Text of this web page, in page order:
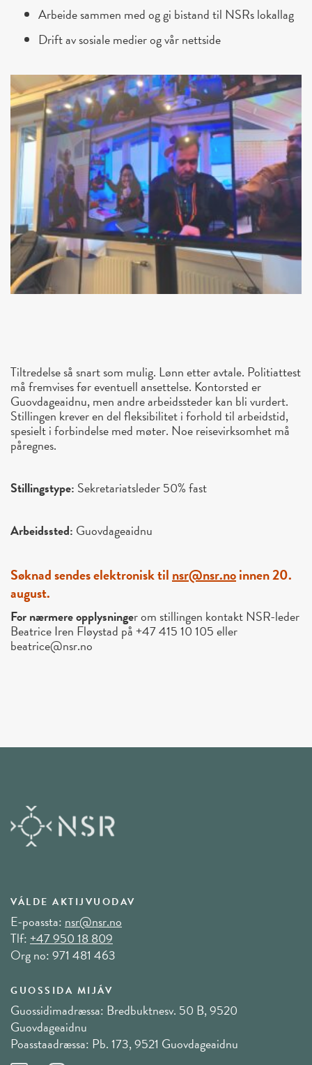
Arbeide sammen med og gi bistand til NSRs lokallag
Drift av sosiale medier og vår nettside
Tiltredelse så snart som mulig. Lønn etter avtale. Politiattest
må fremvises før eventuell ansettelse. Kontorsted er
Guovdageaidnu, men andre arbeidssteder kan bli vurdert.
Stillingen krever en del fleksibilitet i forhold til arbeidstid,
spesielt i forbindelse med møter. Noe reisevirksomhet må
påregnes.
Stillingstype: Sekretariatsleder 50% fast
Arbeidssted: Guovdageaidnu
Søknad sendes elektronisk til nsr@nsr.noinnen 20.
august.
For nærmere opplysninger om stillingen kontakt NSR-leder
Beatrice Iren Fløystad på +47 415 10 105 eller
beatrice@nsr.no
VÁLDE AKTIJVUODAV
E-poassta: nsr@nsr.no
Tlf:+47 950 18 809
Org no: 971 481 463
GUOSSIDA MIJÁV
Guossidimadræssa: Bredbuktnesv. 50 B, 9520
Guovdageaidnu
Poasstaadræssa: Pb. 173, 9521 Guovdageaidnu